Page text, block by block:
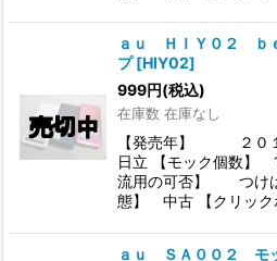
ａｕ ＨＩＹ０２ ｂ
プ [HIY02]
999円(税込)
在庫数 在庫なし
【発売年】 ２０
日立 【モック個数】
流用の可否】 つけ
態】 中古 【クリック
ａｕ ＳＡ００２ モ